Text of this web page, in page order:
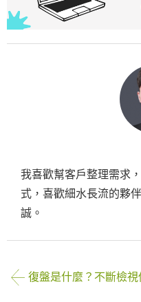
我喜歡幫客戶整理需求
式，喜歡細水長流的夥
誠。
復盤是什麼？不斷檢